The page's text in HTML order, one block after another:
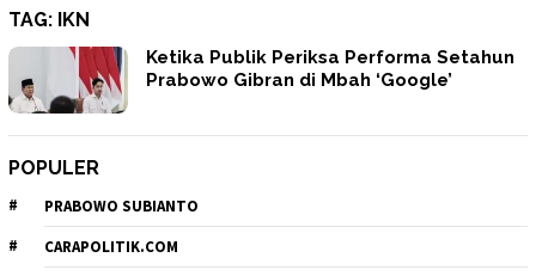
TAG: IKN
Ketika Publik Periksa Performa Setahun
Prabowo Gibran di Mbah ‘Google’
POPULER
PRABOWO SUBIANTO
CARAPOLITIK.COM